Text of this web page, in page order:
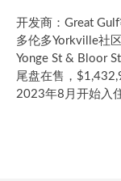
开发商：Great
多伦多Yorkville社区
Yonge St & Bloor St
尾盘在售，
2023年8月开始入